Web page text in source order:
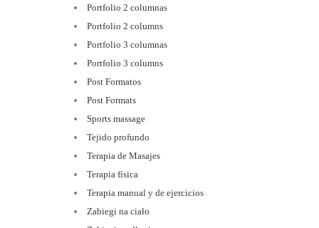
Portfolio 2 columnas
Portfolio 2 columns
Portfolio 3 columnas
Portfolio 3 columns
Post Formatos
Post Formats
Sports massage
Tejido profundo
Terapia de Masajes
Terapia física
Terapia manual y de ejercicios
Zabiegi na ciało